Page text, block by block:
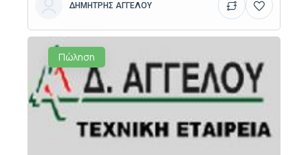
ΔΗΜΗΤΡΗΣ ΑΓΓΕΛΟΥ
Πώληση